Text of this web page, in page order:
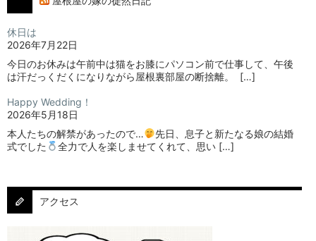
休日は
2026年7月22日
今日のお休みは午前中は猫をお膝にパソコン前で仕事して、午後
は汗だっくだくになりながら屋根裏部屋の断捨離。⁡ ⁡ […]
Happy Wedding！
2026年5月18日
本人たちの解禁があったので…
⁡⁡先日、息子と新たなる娘の結婚
式でした
⁡⁡⁡全力で人を楽しませてくれて、思い […]
アクセス